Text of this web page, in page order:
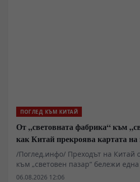
ПОГЛЕД КЪМ КИТАЙ
От „световната фабрика“ към
как Китай прекроява картата на
потребление
/Поглед.инфо/ Преходът на Китай
към „световен пазар“ бележи
трансформации в съвременната
06.08.2026 12:06